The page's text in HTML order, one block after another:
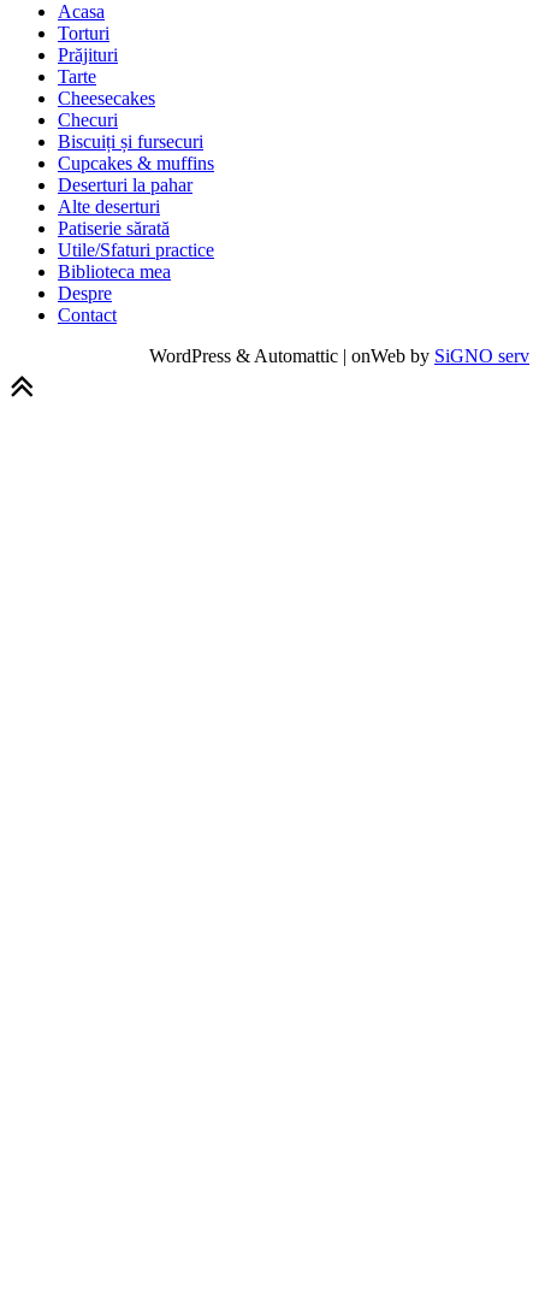
Acasa
Torturi
Prăjituri
Tarte
Cheesecakes
Checuri
Biscuiți și fursecuri
Cupcakes & muffins
Deserturi la pahar
Alte deserturi
Patiserie sărată
Utile/Sfaturi practice
Biblioteca mea
Despre
Contact
WordPress & Automattic | onWeb by SiGNO serv